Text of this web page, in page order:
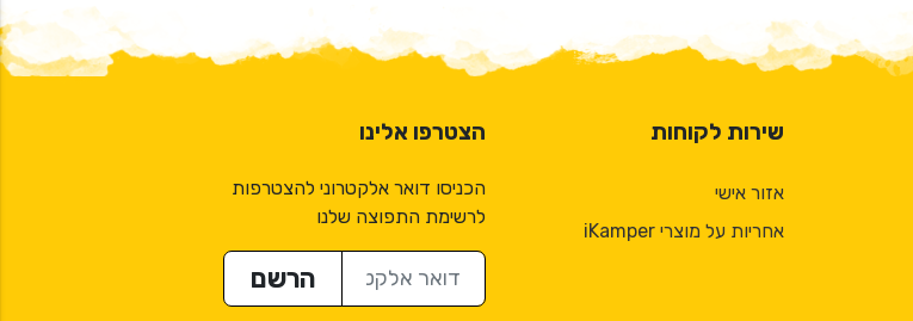
שירות לקוחות
אזור אישי
אחריות על מוצרי iKamper
הצטרפו אלינו
הכניסו דואר אלקטרוני להצטרפות
לרשימת התפוצה שלנו
דואר אלקטרוני הרשם